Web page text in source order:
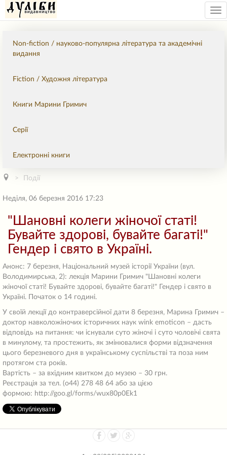
Non-fiction / науково-популярна література та академічні
видання
Fiction / Художня література
Книги Марини Гримич
Серії
Електронні книги
Події
Неділя, 06 березня 2016 17:23
"Шановні колеги жіночої статі!
Бувайте здорові, бувайте багаті!"
Гендер і свято в Україні.
Анонс: 7 березня, Національний музей історії України (вул.
Володимирська, 2): лекція Марини Гримич "Шановні колеги
жіночої статі! Бувайте здорові, бувайте багаті!" Гендер і свято в
Україні. Початок о 14 годині.
У своїй лекції до контраверсійної дати 8 березня, Марина Гримич –
доктор навколожіночих історичних наук wink emoticon – дасть
відповідь на питання: чи існували суто жіночі і суто чоловічі свята
в минулому, та простежить, як змінювалися форми відзначення
цього березневого дня в українському суспільстві та поза ним
протягом ста років.
Вартість – за вхідним квитком до музею – 30 грн.
Реєстрація за тел. (о44) 278 48 64 або за цією
формою: http://goo.gl/forms/wux80p0Ek1